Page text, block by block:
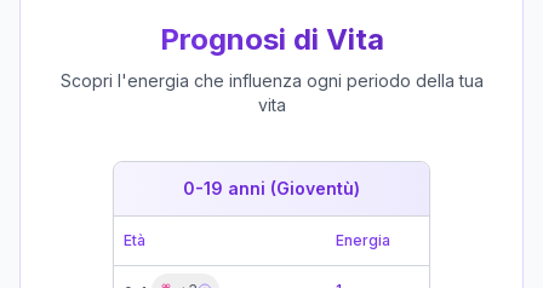
Prognosi di Vita
Scopri l'energia che influenza ogni periodo della tua
vita
0-19 anni (Gioventù)
Età Energia